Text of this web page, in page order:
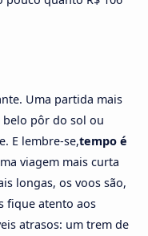
Uma partida mais
pôr do sol ou
E lembre-se,tempo é
viagem mais curta
longas, os voos são,
fique atento aos
atrasos: um trem de